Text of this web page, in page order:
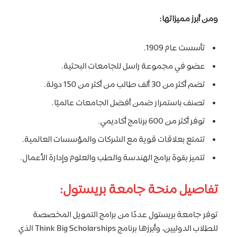
ومن أبرز مميزاتها:
تأسست عام 1909.
عضو في مجموعة راسل للجامعات البحثية.
تضم أكثر من 30 ألف طالب من أكثر من 150 دولة.
تصنف باستمرار ضمن أفضل الجامعات عالميًا.
توفر أكثر من 600 برنامج أكاديمي.
تتمتع بعلاقات قوية مع الشركات والمؤسسات العالمية.
تتميز بقوة برامج الهندسة والطب والعلوم وإدارة الأعمال.
تفاصيل منحة جامعة بريستول:
توفر جامعة بريستول عددًا من برامج التمويل المخصصة
للطلاب الدوليين، وأبرزها برنامج Think Big Scholarships الذي